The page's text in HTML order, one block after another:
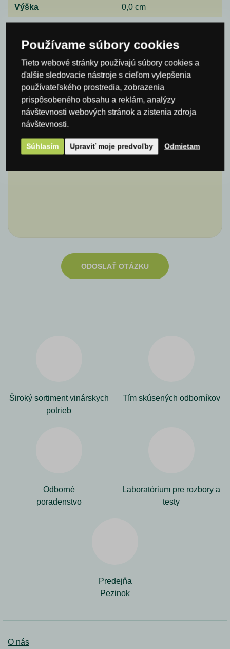
Výška
0,0 cm
E-mail*
Komentár
ODOSLAŤ OTÁZKU
Široký sortiment vinárskych
potrieb
Tím skúsených odborníkov
Odborné
poradenstvo
Laboratórium pre rozbory a
testy
Predejňa
Pezinok
O nás
Používame súbory cookies
Tieto webové stránky používajú súbory cookies a
ďalšie sledovacie nástroje s cieľom vylepšenia
používateľského prostredia, zobrazenia
prispôsobeného obsahu a reklám, analýzy
návštevnosti webových stránok a zistenia zdroja
návštevnosti.
Súhlasím Upraviť moje predvoľby Odmietam